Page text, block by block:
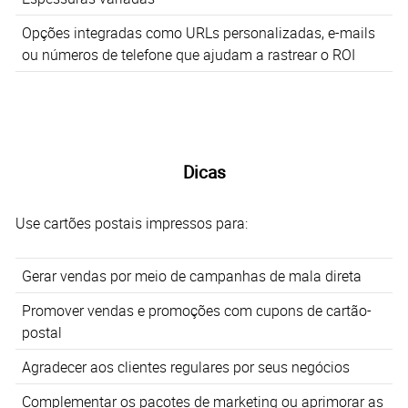
Opções integradas como URLs personalizadas, e-mails
ou números de telefone que ajudam a rastrear o ROI
Dicas
Use cartões postais impressos para:
Gerar vendas por meio de campanhas de mala direta
Promover vendas e promoções com cupons de cartão-
postal
Agradecer aos clientes regulares por seus negócios
Complementar os pacotes de marketing ou aprimorar as